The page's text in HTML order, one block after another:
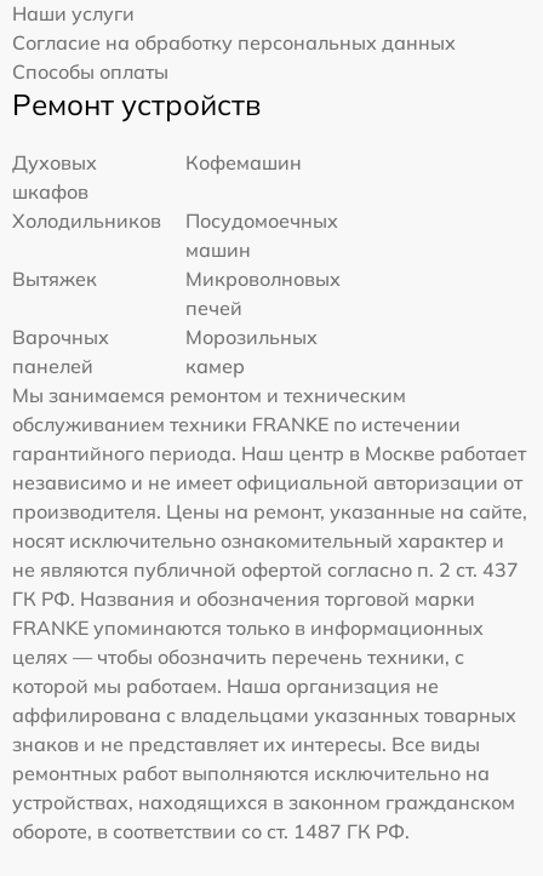
Наши услуги
Согласие на обработку персональных данных
Способы оплаты
Ремонт устройств
Духовых
шкафов
Кофемашин
Холодильников
Посудомоечных
машин
Вытяжек
Микроволновых
печей
Варочных
панелей
Морозильных
камер
Мы занимаемся ремонтом и техническим
обслуживанием техники FRANKE по истечении
гарантийного периода. Наш центр в Москве работает
независимо и не имеет официальной авторизации от
производителя. Цены на ремонт, указанные на сайте,
носят исключительно ознакомительный характер и
не являются публичной офертой согласно п. 2 ст. 437
ГК РФ. Названия и обозначения торговой марки
FRANKE упоминаются только в информационных
целях — чтобы обозначить перечень техники, с
которой мы работаем. Наша организация не
аффилирована с владельцами указанных товарных
знаков и не представляет их интересы. Все виды
ремонтных работ выполняются исключительно на
устройствах, находящихся в законном гражданском
обороте, в соответствии со ст. 1487 ГК РФ.